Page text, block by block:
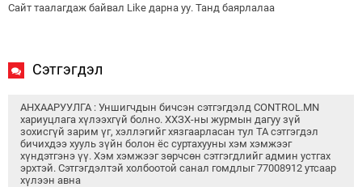
Сайт таалагдаж байвал Like дарна уу. Танд баярлалаа
Сэтгэгдэл
АНХААРУУЛГА : Уншигчдын бичсэн сэтгэгдэлд CONTROL.MN
хариуцлага хүлээхгүй болно. ХХЗХ-ны журмын дагуу зүй
зохисгүй зарим үг, хэллэгийг хязгаарласан тул ТА сэтгэгдэл
бичихдээ хууль зүйн болон ёс суртахууны хэм хэмжээг
хүндэтгэнэ үү. Хэм хэмжээг зөрчсөн сэтгэгдлийг админ устгах
эрхтэй. Сэтгэгдэлтэй холбоотой санал гомдлыг 77008912 утсаар
хүлээн авна